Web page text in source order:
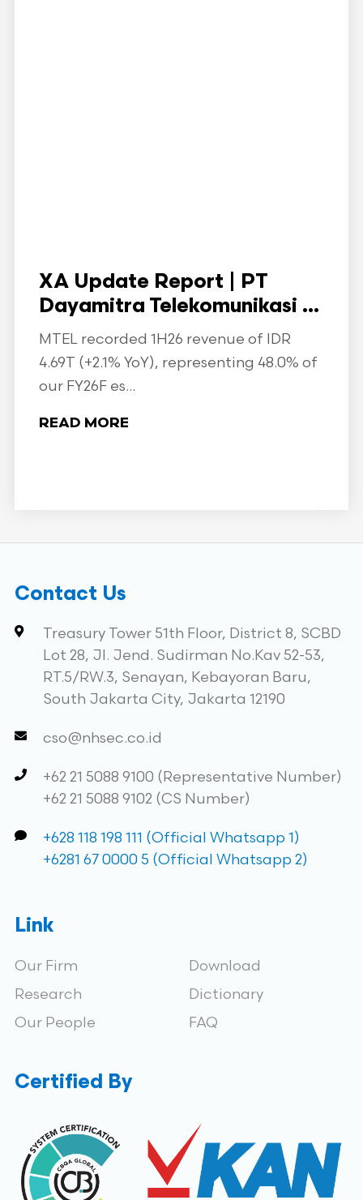
XA Update Report | PT
Dayamitra Telekomunikasi ...
MTEL recorded 1H26 revenue of IDR
4.69T (+2.1% YoY), representing 48.0% of
our FY26F es...
READ MORE
Contact Us
Treasury Tower 51th Floor, District 8, SCBD
Lot 28, Jl. Jend. Sudirman No.Kav 52-53,
RT.5/RW.3, Senayan, Kebayoran Baru,
South Jakarta City, Jakarta 12190
cso@nhsec.co.id
+62 21 5088 9100 (Representative Number)
+62 21 5088 9102 (CS Number)
+628 118 198 111 (Official Whatsapp 1)
+6281 67 0000 5 (Official Whatsapp 2)
Link
Our Firm
Research
Our People
Download
Dictionary
FAQ
Certified By